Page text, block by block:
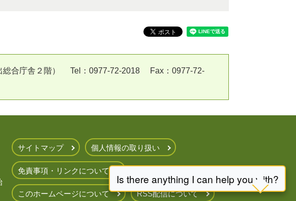
総合庁舎２階） Tel：0977-72-2018 Fax：0977-72-
サイトマップ 個人情報の取り扱い
免責事項・リンクについて
このホームページについて RSS配信について